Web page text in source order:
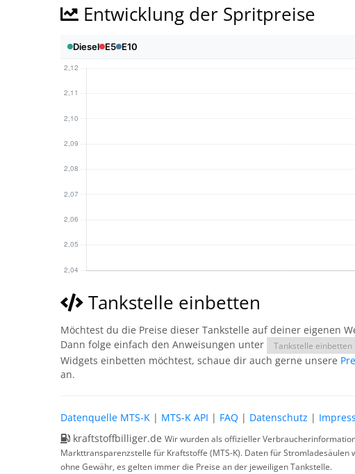
Entwicklung der Spritpreise
Tankstelle einbetten
Möchtest du die Preise dieser Tankstelle auf deiner eigenen
Dann folge einfach den Anweisungen unter
Tankstelle einbetten
Widgets einbetten möchtest, schaue dir auch gerne unsere
an.
Datenquelle MTS-K | MTS-K API | FAQ | Datenschutz |
kraftstoffbilliger.de Wir wurden als offizieller
Markttransparenzstelle für Kraftstoffe (MTS-K). Daten für
ohne Gewähr, es gelten immer die Preise an der jeweiligen Tankstelle.